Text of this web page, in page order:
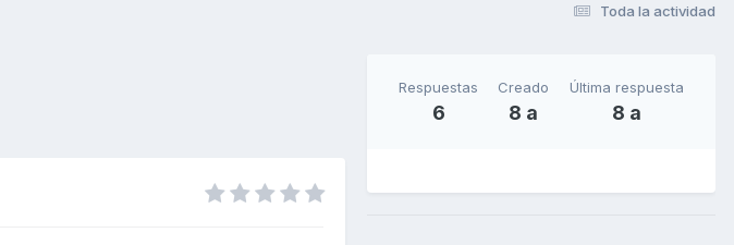
Toda la actividad
Respuestas
6
Creado
8 a
Última respuesta
8 a